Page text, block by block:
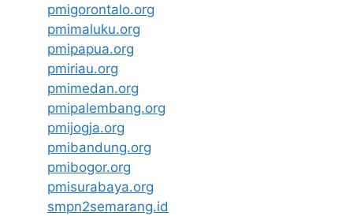
pmigorontalo.org
pmimaluku.org
pmipapua.org
pmiriau.org
pmimedan.org
pmipalembang.org
pmijogja.org
pmibandung.org
pmibogor.org
pmisurabaya.org
smpn2semarang.id